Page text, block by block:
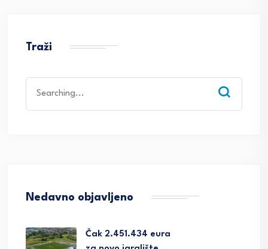
Traži
for:
Nedavno objavljeno
Čak 2.451.434 eura